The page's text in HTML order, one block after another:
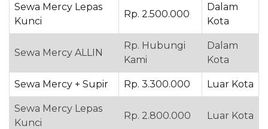
Sewa Mercy Lepas
Kunci
Rp. 2.500.000
Dalam
Kota
Sewa Mercy ALLIN
Rp. Hubungi
Kami
Dalam
Kota
Sewa Mercy + Supir Rp. 3.300.000 Luar Kota
Sewa Mercy Lepas
Kunci
Rp. 2.800.000 Luar Kota